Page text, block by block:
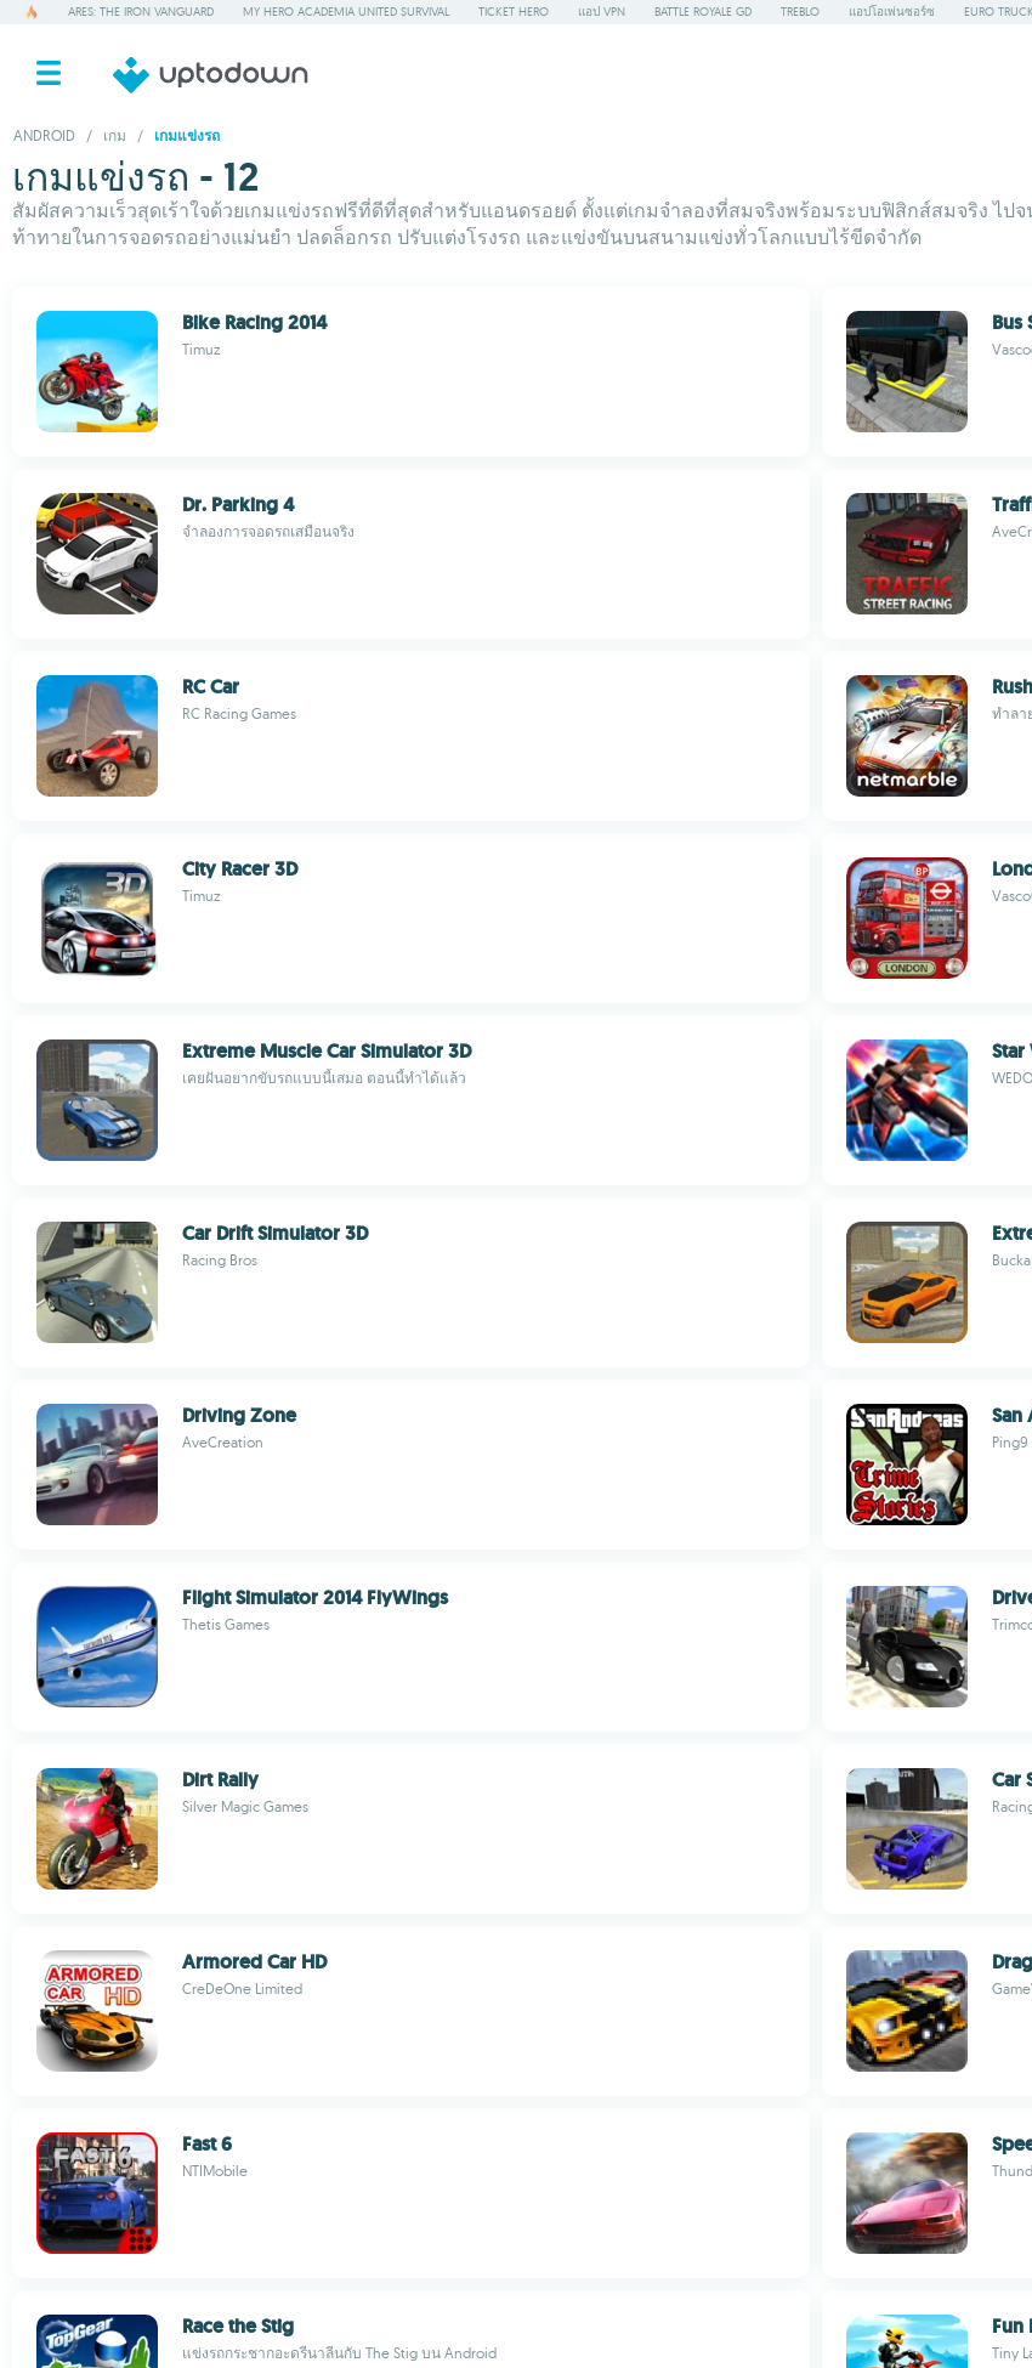
ARES: THE IRON VANGUARD MY HERO ACADEMIA UNITED SURVIVAL TICKET HERO แอป VPN BATTLE ROYALE GD TREBLO แอปโอเพ่นซอร์ซ EURO
ANDROID / เกม / เกมแข่งรถ
เกมแข่งรถ - 12
สัมผัสความเร็วสุดเร้าใจด้วยเกมแข่งรถฟรีที่ดีที่สุดสำหรับแอนดรอยด์ ตั้งแต่เกมจำลองที่สมจริงพร้อมระบบฟิสิกส์สมจริง ไ
ท้าทายในการจอดรถอย่างแม่นยำ ปลดล็อกรถ ปรับแต่งโรงรถ และแข่งขันบนสนามแข่งทั่วโลกแบบไร้ขีดจำกัด
Bike Racing 2014
Timuz
Bus
Dr. Parking 4
จำลองการจอดรถเสมือนจริง
RC Car
RC Racing Games ทำล
City Racer 3D
Timuz
Extreme Muscle Car Simulator 3D
เคยฝันอยากขับรถแบบนี้เสมอ ตอนนี้ทำได้แล้ว
Star
Car Drift Simulator 3D
Racing Bros
Driving Zone
AveCreation
San
Ping9
Flight Simulator 2014 FlyWings
Thetis Games
Dirt Rally
Silver Magic Games
Car
Armored Car HD
CreDeOne Limited
Fast 6
NTIMobile
Race the Stig
แข่งรถกระชากอะดรีนาลีนกับ The Stig บน Android
Fun
Tiny